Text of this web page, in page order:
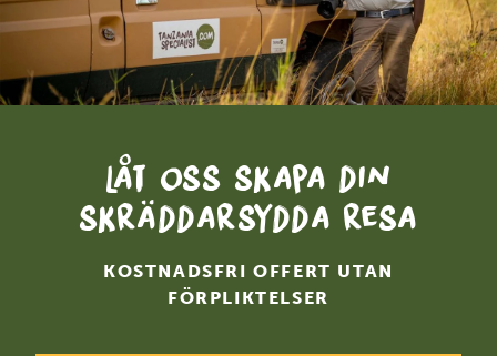
Låt oss skapa din
skräddarsydda resa
KOSTNADSFRI OFFERT UTAN
FÖRPLIKTELSER